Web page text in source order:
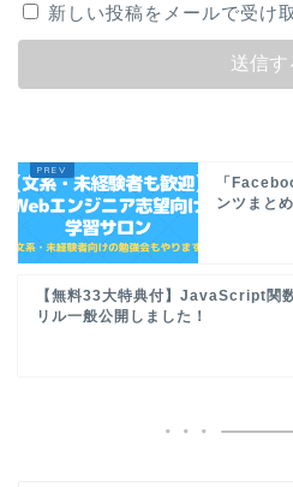
新しい投稿をメールで受け
「
ンツまと
【無料33大特典付】JavaScript関
リル一般公開しました！